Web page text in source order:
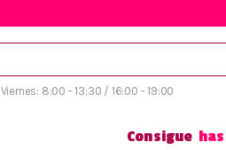
8:00 - 13:30 / 16:00 - 19:00
Consigue